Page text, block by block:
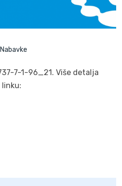
7-1-96_21. Više detalja